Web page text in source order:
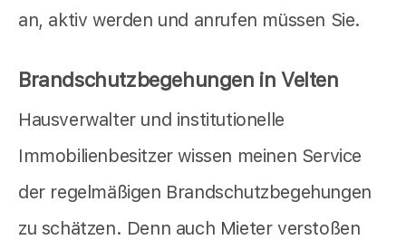
an, aktiv werden und anrufen müssen Sie.
Brandschutzbegehungen in Velten
Hausverwalter und institutionelle
Immobilienbesitzer wissen meinen Service
der regelmäßigen Brandschutzbegehungen
zu schätzen. Denn auch Mieter verstoßen